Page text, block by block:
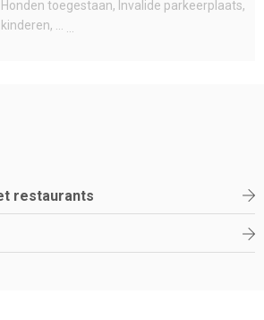
Honden toegestaan
Invalide parkeerplaats
kinderen
restaurants